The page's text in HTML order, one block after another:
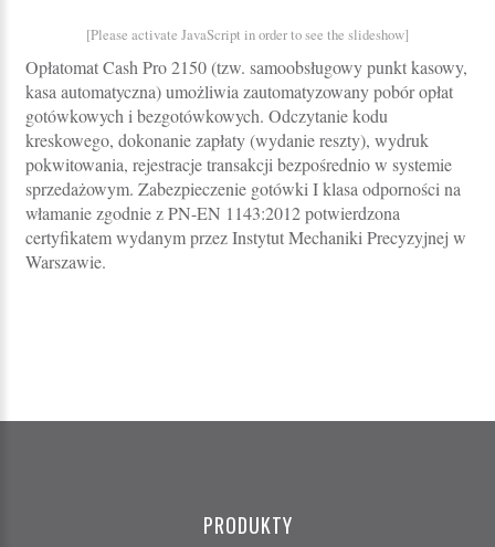
[Please activate JavaScript in order to see the slideshow]
Opłatomat Cash Pro 2150 (tzw. samoobsługowy punkt kasowy,
kasa automatyczna) umożliwia zautomatyzowany pobór opłat
gotówkowych i bezgotówkowych. Odczytanie kodu
kreskowego, dokonanie zapłaty (wydanie reszty), wydruk
pokwitowania, rejestracje transakcji bezpośrednio w systemie
sprzedażowym. Zabezpieczenie gotówki I klasa odporności na
włamanie zgodnie z PN-EN 1143:2012 potwierdzona
certyfikatem wydanym przez Instytut Mechaniki Precyzyjnej w
Warszawie.
PRODUKTY